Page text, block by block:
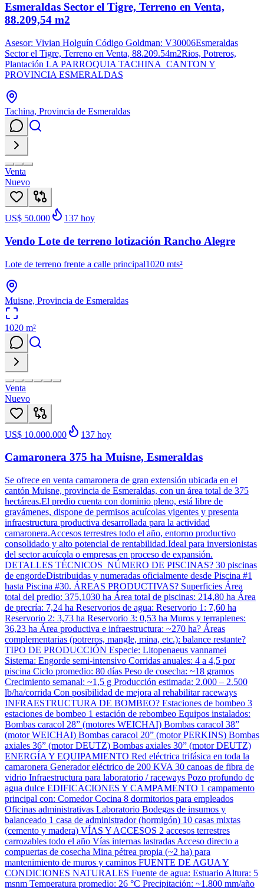
Esmeraldas Sector el Tigre, Terreno en Venta,
88.209,54 m2
Asesor: Vivian Holguín Código Goldman: V30006Esmeraldas
Sector el Tigre, Terreno en Venta, 88.209.54m2Rios, Potreros,
Plantación LA PARROQUIA TACHINA CANTON Y
PROVINCIA ESMERALDAS
Tachina, Provincia de Esmeraldas
Venta
Nuevo
US$ 50.000 137 hoy
Vendo Lote de terreno lotización Rancho Alegre
Lote de terreno frente a calle principal1020 mts²
Muisne, Provincia de Esmeraldas
1020 m²
Venta
Nuevo
US$ 10.000.000 137 hoy
Camaronera 375 ha Muisne, Esmeraldas
Se ofrece en venta camaronera de gran extensión ubicada en el
cantón Muisne, provincia de Esmeraldas, con un área total de 375
hectáreas.El predio cuenta con dominio pleno, está libre de
gravámenes, dispone de permisos acuícolas vigentes y presenta
infraestructura productiva desarrollada para la actividad
camaronera.Accesos terrestres todo el año, entorno productivo
consolidado y alto potencial de rentabilidad.Ideal para inversionistas
del sector acuícola o empresas en proceso de expansión.
DETALLES TÉCNICOS NÚMERO DE PISCINAS? 30 piscinas
de engordeDistribuidas y numeradas oficialmente desde Piscina #1
hasta Piscina #30. ÁREAS PRODUCTIVAS? Superficies Área
total del predio: 375,1030 ha Área total de piscinas: 214,80 ha Área
de precría: 7,24 ha Reservorios de agua: Reservorio 1: 7,60 ha
Reservorio 2: 3,73 ha Reservorio 3: 0,53 ha Muros y terraplenes:
36,23 ha Área productiva e infraestructura: ~270 ha? Áreas
complementarias (potreros, mangle, mina, etc.): balance restante?
TIPO DE PRODUCCIÓN Especie: Litopenaeus vannamei
Sistema: Engorde semi-intensivo Corridas anuales: 4 a 4,5 por
piscina Ciclo promedio: 80 días Peso de cosecha: ~18 gramos
Crecimiento semanal: ~1,5 g Producción estimada: 2.000 – 2.500
lb/ha/corrida Con posibilidad de mejora al rehabilitar raceways
INFRAESTRUCTURA DE BOMBEO? Estaciones de bombeo 3
estaciones de bombeo 1 estación de rebombeo Equipos instalados:
Bombas caracol 28” (motores WEICHAI) Bombas caracol 38”
(motor WEICHAI) Bombas caracol 20” (motor PERKINS) Bombas
axiales 36” (motor DEUTZ) Bombas axiales 30” (motor DEUTZ)
ENERGÍA Y EQUIPAMIENTO Red eléctrica trifásica en toda la
camaronera Generador eléctrico de 200 KVA 30 canoas de fibra de
vidrio Infraestructura para laboratorio / raceways Pozo profundo de
agua dulce EDIFICACIONES Y CAMPAMENTO 1 campamento
principal con: Comedor Cocina 8 dormitorios para empleados
Oficinas administrativas Laboratorio Bodegas de insumos y
balanceado 1 casa de administrador (hormigón) 10 casas mixtas
(cemento y madera) VÍAS Y ACCESOS 2 accesos terrestres
carrozables todo el año Vías internas lastradas Acceso directo a
compuertas de cosecha Mina pétrea propia (~2 ha) para
mantenimiento de muros y caminos FUENTE DE AGUA Y
CONDICIONES NATURALES Fuente de agua: Estuario Altura: 5
msnm Temperatura promedio: 26 °C Precipitación: ~1.800 mm/año